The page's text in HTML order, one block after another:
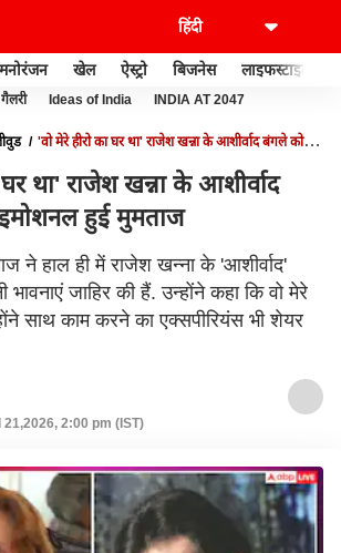
मनोरंजन खेल ऐस्ट्रो बिजनेस लाइफस्टाइल
Ideas of India INDIA AT 2047
'वो मेरे हीरो का घर था' राजेश खन्ना के आशीर्वाद बंगले को
घर था' राजेश खन्ना के आशीर्वाद
हुई मुमताज
ने हाल ही में राजेश खन्ना के 'आशीर्वाद'
जाहिर की हैं. उन्होंने कहा कि वो मेरे
साथ काम करने का एक्सपीरियंस भी शेयर
2:00 pm (IST)